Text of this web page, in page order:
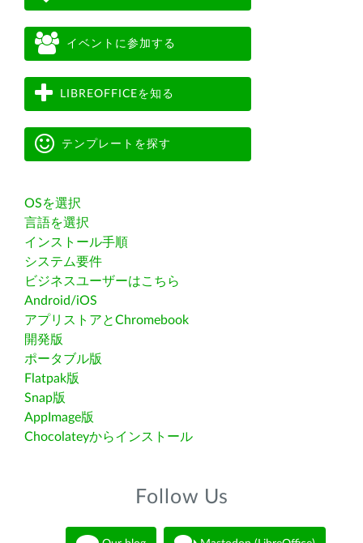
イベントに参加する
LIBREOFFICEを知る
テンプレートを探す
OSを選択
言語を選択
インストール手順
システム要件
ビジネスユーザーはこちら
Android/iOS
アプリストアとChromebook
開発版
ポータブル版
Flatpak版
Snap版
AppImage版
Chocolateyからインストール
Follow Us